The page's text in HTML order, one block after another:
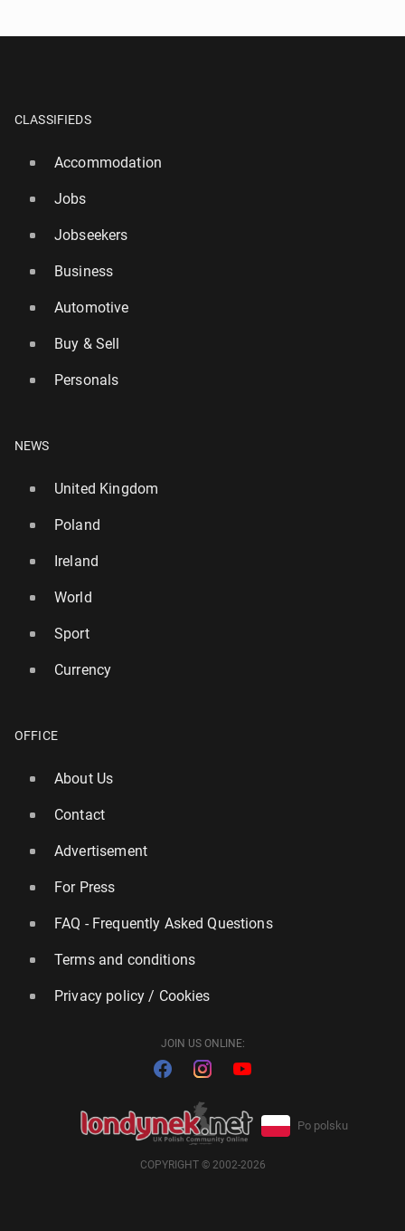
CLASSIFIEDS
Accommodation
Jobs
Jobseekers
Business
Automotive
Buy & Sell
Personals
NEWS
United Kingdom
Poland
Ireland
World
Sport
Currency
OFFICE
About Us
Contact
Advertisement
For Press
FAQ - Frequently Asked Questions
Terms and conditions
Privacy policy / Cookies
JOIN US ONLINE:
Po polsku
COPYRIGHT © 2002-2026